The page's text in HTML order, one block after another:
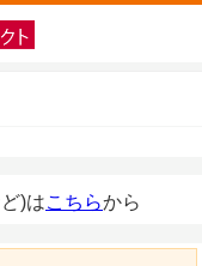
)はこちらから